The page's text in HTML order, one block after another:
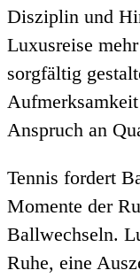
Disziplin und
Luxusreise
sorgfältig
Anspruch an
Tennis fordert
Momente der
Ballwechseln.
Ruhe, eine